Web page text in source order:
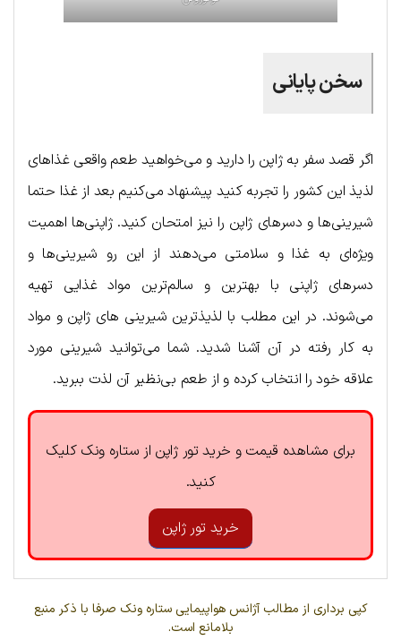
سخن پایانی
اگر قصد سفر به ژاپن را دارید و می‌خواهید طعم واقعی غذاهای
لذیذ این کشور را تجربه کنید پیشنهاد می‌کنیم بعد از غذا حتما
شیرینی‌ها و دسرهای ژاپن را نیز امتحان کنید. ژاپنی‌ها اهمیت
ویژه‌ای به غذا و سلامتی می‌دهند از این رو شیرینی‌ها و
دسرهای ژاپنی با بهترین و سالم‌ترین مواد غذایی تهیه
می‌شوند. در این مطلب با لذیذترین شیرینی های ژاپن و مواد
به کار رفته در آن آشنا شدید. شما می‌توانید شیرینی مورد
علاقه خود را انتخاب کرده و از طعم بی‌نظیر آن لذت ببرید.
برای مشاهده قیمت و خرید تور ژاپن از ستاره ونک کلیک
کنید.
خرید تور ژاپن
کپی برداری از مطالب آژانس هواپیمایی ستاره ونک صرفا با ذکر منبع
بلامانع است.